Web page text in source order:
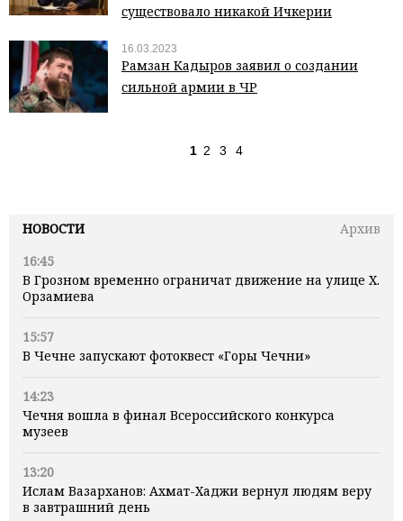
НОВОСТИ
Архив
16:45
В Грозном временно ограничат движение на улице Х.
Орзамиева
15:57
В Чечне запускают фотоквест «Горы Чечни»
14:23
Чечня вошла в финал Всероссийского конкурса
музеев
13:20
Ислам Вазарханов: Ахмат-Хаджи вернул людям веру
в завтрашний день
существовало никакой Ичкерии
16.03.2023
Рамзан Кадыров заявил о создании
сильной армии в ЧР
1 2 3 4